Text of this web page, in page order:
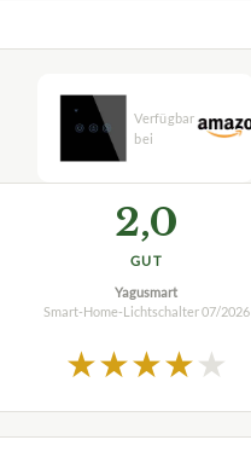
2,0
GUT
Yagusmart
Smart-Home-Lichtschalter07/2026
★★★★★